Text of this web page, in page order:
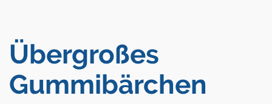
Übergroßes
Gummibärchen